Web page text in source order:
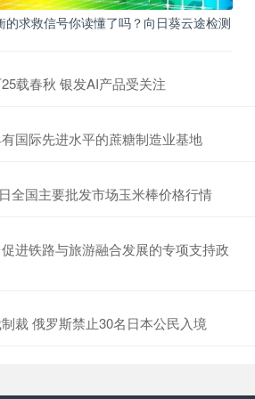
求救信号你读懂了吗？向日葵云途检测
载春秋 银发AI产品受关注
国际先进水平的蔗糖制造业基地
全国主要批发市场玉米棒价格行情
进铁路与旅游融合发展的专项支持政
裁 俄罗斯禁止30名日本公民入境